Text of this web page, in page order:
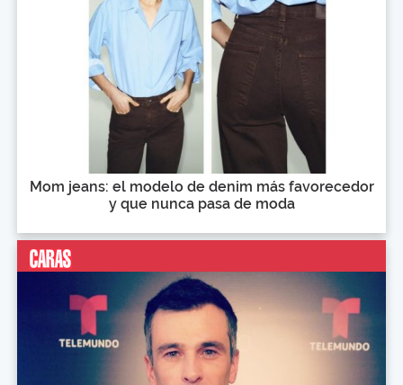
Mom jeans: el modelo de denim más favorecedor
y que nunca pasa de moda